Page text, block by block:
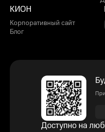
КИОН
Корпоративный сайт
Блог
Доступно на